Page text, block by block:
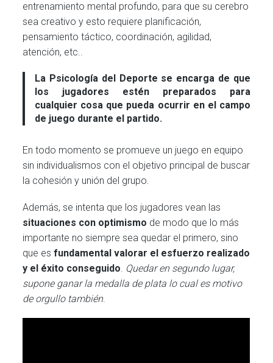
entrenamiento mental profundo, para que su cerebro
sea creativo y esto requiere planificación,
pensamiento táctico, coordinación, agilidad,
atención, etc..
La Psicología del Deporte se encarga de que
los jugadores estén preparados para
cualquier cosa que pueda ocurrir en el campo
de juego durante el partido.
En todo momento se promueve un juego en equipo
sin individualismos con el objetivo principal de buscar
la cohesión y unión del grupo.
Además, se intenta que los jugadores vean las
situaciones con optimismo de modo que lo más
importante no siempre sea quedar el primero, sino
que esfundamental valorar el esfuerzo realizado
y el éxito conseguido Quedar en segundo lugar,
supone ganar la medalla de plata lo cual es motivo
de orgullo también.